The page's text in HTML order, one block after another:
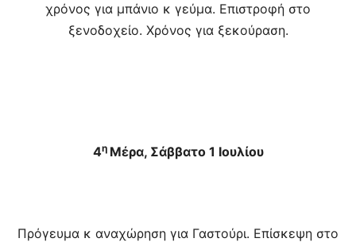
χρόνος για μπάνιο κ γεύμα. Επιστροφή στο
ξενοδοχείο. Χρόνος για ξεκούραση.
4η Μέρα, Σάββατο 1 Ιουλίου
Πρόγευμα κ αναχώρηση για Γαστούρι. Επίσκεψη στο